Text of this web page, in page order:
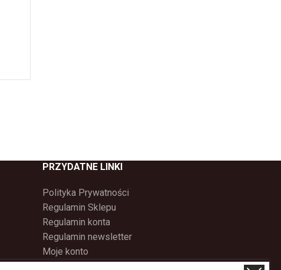
PRZYDATNE LINKI
Polityka Prywatności
Regulamin Sklepu
Regulamin konta
Regulamin newsletter
Moje konto